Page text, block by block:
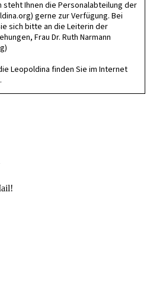
Ihnen die Personalabteilung der
) gerne zur Verfügung. Bei
sich bitte an die Leiterin der
Frau Dr. Ruth Narmann
)
Leopoldina finden Sie im Internet
.